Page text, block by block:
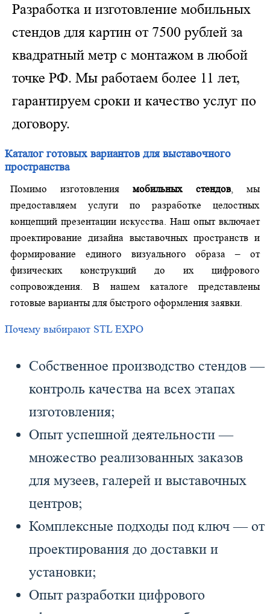
Разработка и изготовление мобильных
стендов для картин от 7500 рублей за
квадратный метр с монтажом в любой
точке РФ. Мы работаем более 11 лет,
гарантируем сроки и качество услуг по
договору.
Каталог готовых вариантов для выставочного
пространства
Помимо изготовления мобильных стендов , мы
предоставляем услуги по разработке целостных
концепций презентации искусства. Наш опыт включает
проектирование дизайна выставочных пространств и
формирование единого визуального образа – от
физических конструкций до их цифрового
сопровождения. В нашем каталоге представлены
готовые варианты для быстрого оформления заявки.
Почему выбирают STL EXPO
Собственное производство стендов —
контроль качества на всех этапах
изготовления;
Опыт успешной деятельности —
множество реализованных заказов
для музеев, галерей и выставочных
центров;
Комплексные подходы под ключ — от
проектирования до доставки и
установки;
Опыт разработки цифрового